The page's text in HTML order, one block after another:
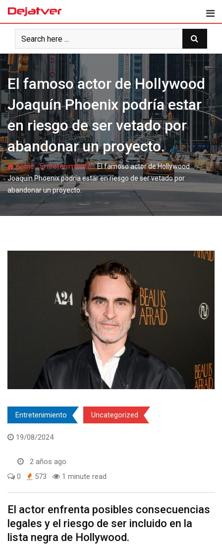
Skip
content
El famoso actor de Hollywood
Joaquín Phoenix podría estar
en riesgo de ser vetado por
abandonar un proyecto.
Home-Entretenimiento-El famoso actor de Hollywood
Joaquín Phoenix podría estar en riesgo de ser vetado por
abandonar un proyecto.
Entretenimiento Uncategorized
19/08/2024
2 años ago
0
573 1 minute read
El actor enfrenta posibles consecuencias
legales y el riesgo de ser incluido en la
lista negra de Hollywood.